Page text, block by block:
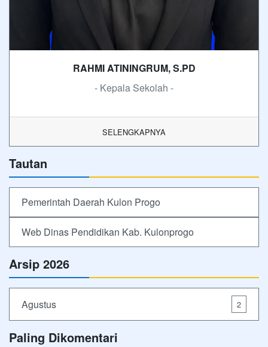
RAHMI ATININGRUM, S.PD
- Kepala Sekolah -
SELENGKAPNYA
Tautan
Pemerintah Daerah Kulon Progo
Web Dinas Pendidikan Kab. Kulonprogo
Arsip 2026
Agustus 2
Paling Dikomentari